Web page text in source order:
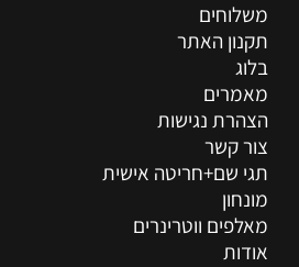
משלוחים
תקנון האתר
בלוג
מאמרים
הצהרת נגישות
צור קשר
תגי שם+חריטה אישית
מונחון
מאלפים ווטרינרים
אודות